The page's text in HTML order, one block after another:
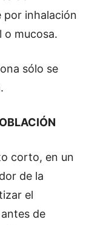
por inhalación
o mucosa.
sólo se
corto, en un
de la
el
de